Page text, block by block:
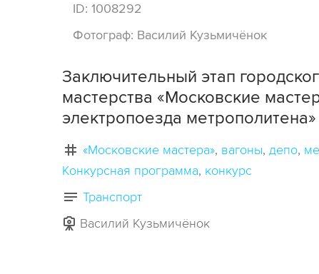
ID: 1008292
Фотограф: Василий Кузьмичёнок
Заключительный этап
мастерства «Московские
электропоезда
«Московские мастера» вагоны депо
Конкурсная программа конкурс
Транспорт
Василий Кузьмичёнок